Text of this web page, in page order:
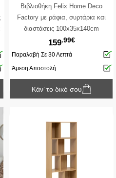
Βιβλιοθήκη Felix Home Deco
Factory με ράφια, συρτάρια και
διαστάσεις 100x35x140cm
159.99€
Παραλαβή Σε 30 Λεπτά
Άμεση Αποστολή
Κάν’ το δικό σου